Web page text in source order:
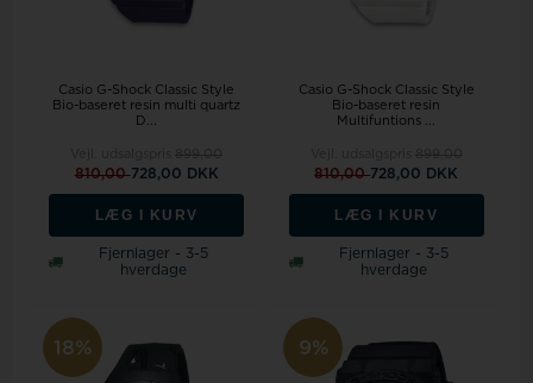
Casio G-Shock Classic Style
Bio-baseret resin multi quartz
D...
810,00728,00 DKK
LÆG I KURV
Fjernlager - 3-5
hverdage
Casio G-Shock Classic Style
Bio-baseret resin
Multifuntions ...
810,00728,00 DKK
LÆG I KURV
Fjernlager - 3-5
hverdage
18% 9%